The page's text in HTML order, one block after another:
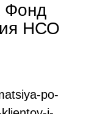
Фонд
НСО
po-